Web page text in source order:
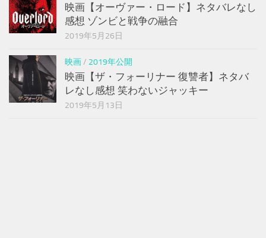
映画【オーヴァー・ロード】ネタバレなし
感想 ゾンビと戦争の融合
2019年5月26日
映画/ 2019年公開
映画【ザ・フォーリナー 復讐者】ネタバ
レなし感想 笑わないジャッキー
2019年5月13日